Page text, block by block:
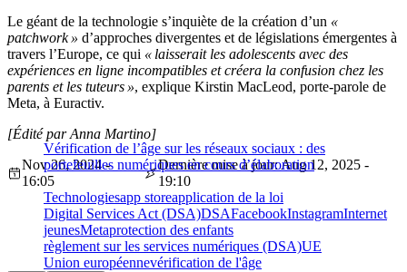
Le géant de la technologie s’inquiète de la création d’un «
patchwork » d’approches divergentes et de législations émergentes à
travers l’Europe, ce qui « laisserait les adolescents avec des
expériences en ligne incompatibles et créera la confusion chez les
parents et les tuteurs », explique Kirstin MacLeod, porte-parole de
Meta, à Euractiv.
Vérification de l’âge sur les réseaux sociaux : des
portefeuilles numériques en cours d’élaboration
[Édité par Anna Martino]
Nov 26, 2024 -
16:05
Dernière mise à jour: Aug 12, 2025 -
19:10
Technologiesapp storeapplication de la loi
Digital Services Act (DSA)DSAFacebookInstagramInternet
jeunesMetaprotection des enfants
règlement sur les services numériques (DSA)UE
Union européennevérification de l'âge